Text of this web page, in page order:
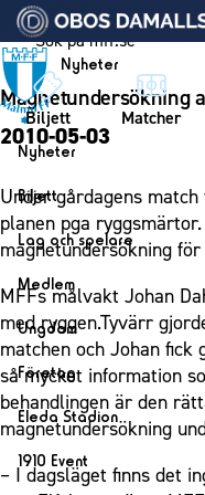
Vidare till innehållet
Nyheter
Biljett Matcher
Nyheter
Nyheter
Kalender
Biljett
Biljett
Årskort herr
Årskort dam
Mitt MFF
Biljetter till
Biljettvillkor
Lag och spelare
Lag
Herrlaget
Spelare
Ledarstab
Damlaget
Spelare
Ledarstab
Medlem
Medlemskap i Malmö FF
Årsmöte 2026
Ungdom
MFF Ungdom
Sommarfotboll
Skånecupen
Fotbollsskolan
Företag
Bli företagspartner
Nätverket
Klubbstolar
Eleda Stadion
Eleda Stadion
Erics Bar & Restaurang
1910 Event
Magnetundersökning
2010-05-03
Under gårdagens
planen pga
magnetundersökning
MFFs målvakt Johan
med ryggen.Tyvärr
matchen och Johan fick
så mycket information
behandlingen är den
magnetundersökning
– I dagsläget finns det